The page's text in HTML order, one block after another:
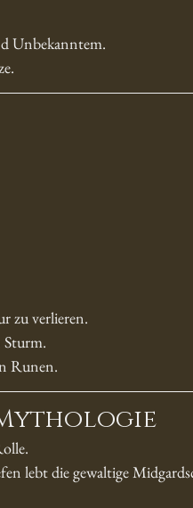
Unbekanntem.
zu verlieren.
Sturm.
Runen.
lebt die gewaltige